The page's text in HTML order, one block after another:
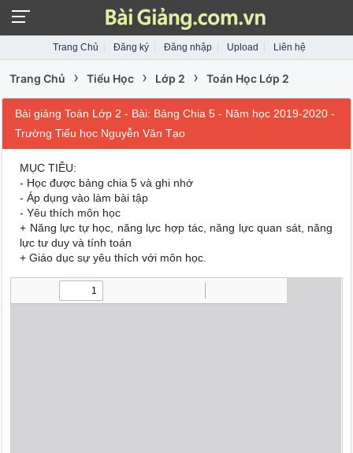
Trang Chủ Đăng ký Đăng nhập Upload Liên hệ
Trang Chủ › Tiểu Học › Lớp 2 › Toán Học Lớp 2
Bài giảng Toán Lớp 2 - Bài: Bảng Chia 5 - Năm học 2019-2020 -
Trường Tiểu học Nguyễn Văn Tạo
MỤC TIÊU:
- Học được bảng chia 5 và ghi nhớ
- Áp dụng vào làm bài tập
- Yêu thích môn học
+ Năng lực tự học, năng lực hợp tác, năng lực quan sát, năng
lực tư duy và tính toán
+ Giáo dục sự yêu thích với môn học.